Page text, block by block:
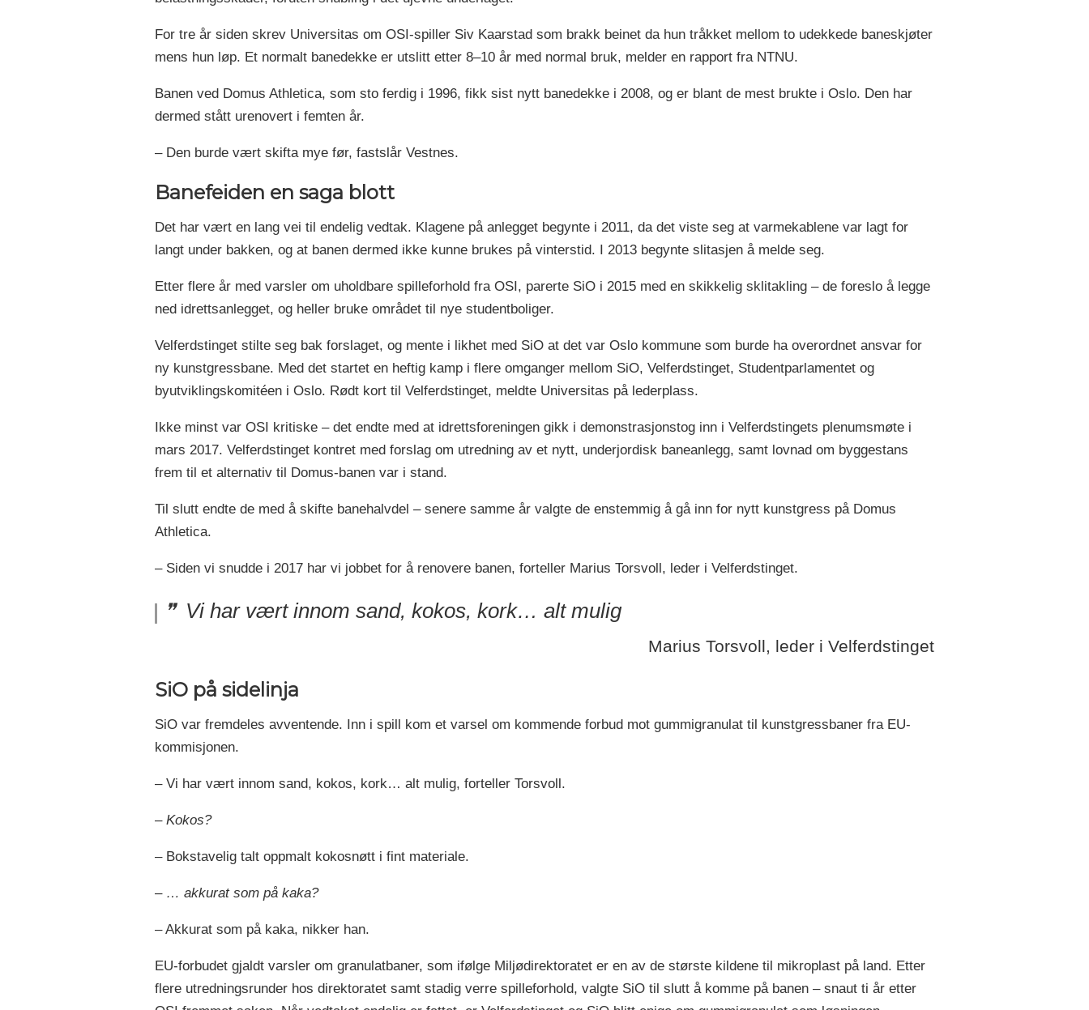
For tre år siden skrev Universitas om OSI-spiller Siv Kaarstad som brakk beinet da hun tråkket mellom to udekkede baneskjøter
mens hun løp. Et normalt banedekke er utslitt etter 8–10 år med normal bruk, melder en rapport fra NTNU.
Banen ved Domus Athletica, som sto ferdig i 1996, fikk sist nytt banedekke i 2008, og er blant de mest brukte i Oslo. Den har
dermed stått urenovert i femten år.
– Den burde vært skifta mye før, fastslår Vestnes.
Banefeiden en saga blott
Det har vært en lang vei til endelig vedtak. Klagene på anlegget begynte i 2011, da det viste seg at varmekablene var lagt for
langt under bakken, og at banen dermed ikke kunne brukes på vinterstid. I 2013 begynte slitasjen å melde seg.
Etter flere år med varsler om uholdbare spilleforhold fra OSI, parerte SiO i 2015 med en skikkelig sklitakling – de foreslo å legge
ned idrettsanlegget, og heller bruke området til nye studentboliger.
Velferdstinget stilte seg bak forslaget, og mente i likhet med SiO at det var Oslo kommune som burde ha overordnet ansvar for
ny kunstgressbane. Med det startet en heftig kamp i flere omganger mellom SiO, Velferdstinget, Studentparlamentet og
byutviklingskomitéen i Oslo. Rødt kort til Velferdstinget, meldte Universitas på lederplass.
Ikke minst var OSI kritiske – det endte med at idrettsforeningen gikk i demonstrasjonstog inn i Velferdstingets plenumsmøte i
mars 2017. Velferdstinget kontret med forslag om utredning av et nytt, underjordisk baneanlegg, samt lovnad om byggestans
frem til et alternativ til Domus-banen var i stand.
Til slutt endte de med å skifte banehalvdel – senere samme år valgte de enstemmig å gå inn for nytt kunstgress på Domus
Athletica.
– Siden vi snudde i 2017 har vi jobbet for å renovere banen, forteller Marius Torsvoll, leder i Velferdstinget.
Vi har vært innom sand, kokos, kork… alt mulig
Marius Torsvoll, leder i Velferdstinget
SiO på sidelinja
SiO var fremdeles avventende. Inn i spill kom et varsel om kommende forbud mot gummigranulat til kunstgressbaner fra EU-
kommisjonen.
– Vi har vært innom sand, kokos, kork… alt mulig, forteller Torsvoll.
– Kokos?
– Bokstavelig talt oppmalt kokosnøtt i fint materiale.
– … akkurat som på kaka?
– Akkurat som på kaka, nikker han.
EU-forbudet gjaldt varsler om granulatbaner, som ifølge Miljødirektoratet er en av de største kildene til mikroplast på land. Etter
flere utredningsrunder hos direktoratet samt stadig verre spilleforhold, valgte SiO til slutt å komme på banen – snaut ti år etter